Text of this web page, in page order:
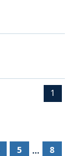
1
5 ... 8